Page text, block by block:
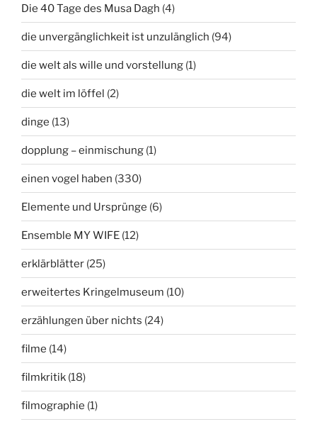
Die 40 Tage des Musa Dagh (4)
die unvergänglichkeit ist unzulänglich (94)
die welt als wille und vorstellung (1)
die welt im löffel (2)
dinge (13)
dopplung – einmischung (1)
einen vogel haben (330)
Elemente und Ursprünge (6)
Ensemble MY WIFE (12)
erklärblätter (25)
erweitertes Kringelmuseum (10)
erzählungen über nichts (24)
filme (14)
filmkritik (18)
filmographie (1)